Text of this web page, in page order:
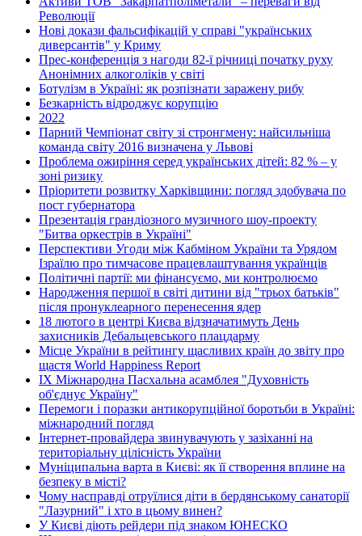
Революції
Нові докази фальсифікацій у справі "українських
диверсантів" у Криму
Прес-конференція з нагоди 82-ї річниці початку руху
Анонімних алкоголіків у світі
Ботулізм в Україні: як розпізнати заражену рибу
Безкарність відроджує корупцію
2022
Парний Чемпіонат світу зі стронгмену: найсильніша
команда світу 2016 визначена у Львові
Проблема ожиріння серед українських дітей: 82 % – у
зоні ризику
Пріоритети розвитку Харківщини: погляд здобувача по
пост губернатора
Презентація грандіозного музичного шоу-проекту
"Битва оркестрів в Україні"
Перспективи Угоди між Кабміном України та Урядом
Ізраїлю про тимчасове працевлаштування українців
Політичні партії: ми фінансуємо, ми контролюємо
Народження першої в світі дитини від "трьох батьків"
після пронуклеарного перенесення ядер
18 лютого в центрі Києва відзначатимуть День
захисників Дебальцевського плацдарму
Місце України в рейтингу щасливих країн до звіту про
щастя World Happiness Report
ІХ Міжнародна Пасхальна асамблея "Духовність
об'єднує Україну"
Перемоги і поразки антикорупційної боротьби в Україні:
міжнародний погляд
Інтернет-провайдера звинувачують у зазіханні на
територіальну цілісність України
Муніципальна варта в Києві: як її створення вплине на
безпеку в місті?
Чому насправді отруїлися діти в бердянському санаторії
"Лазурний" і хто в цьому винен?
У Києві діють рейдери під знаком ЮНЕСКО